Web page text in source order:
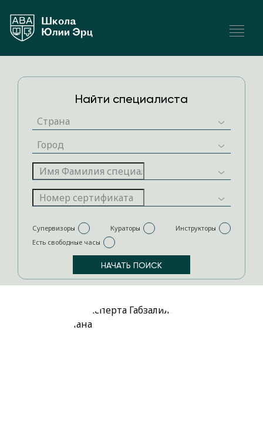
Найти специалиста
Супервизоры Кураторы
Инструкторы
Есть свободные часы